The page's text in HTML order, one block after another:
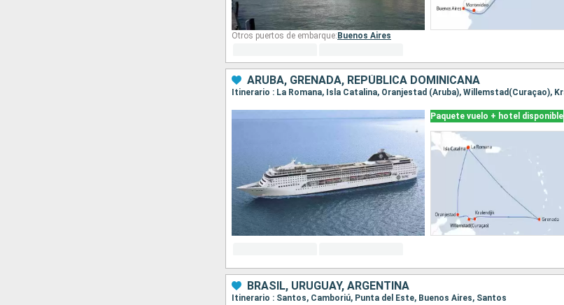
Otros puertos de embarque: Buenos Aires
ARUBA, GRENADA, REPÚBLICA DOMINICANA
Paquete vuelo + hotel disponible
BRASIL, URUGUAY, ARGENTINA
Itinerario : Santos, Camboriú, Punta del Este, Buenos Aires, Santos